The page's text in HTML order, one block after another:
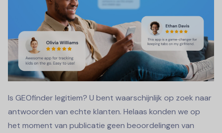
Is GEOfinder legitiem? U bent waarschijnlijk op zoek naar
antwoorden van echte klanten. Helaas konden we op
het moment van publicatie geen beoordelingen van